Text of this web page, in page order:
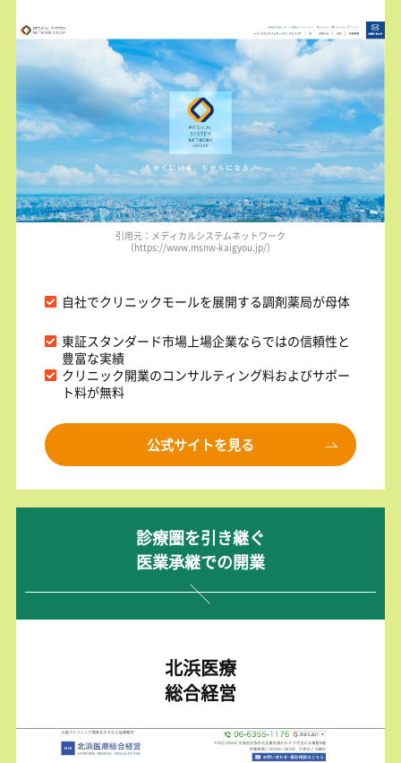
引用元：メディカルシステムネットワーク
（https://www.msnw-kaigyou.jp/）
自社でクリニックモールを展開する調剤薬局が母体
東証スタンダード市場上場企業ならではの信頼性と
豊富な実績
クリニック開業のコンサルティング料およびサポー
ト料が無料
公式サイトを見る
診療圏を引き継ぐ
医業承継での開業
北浜医療
総合経営